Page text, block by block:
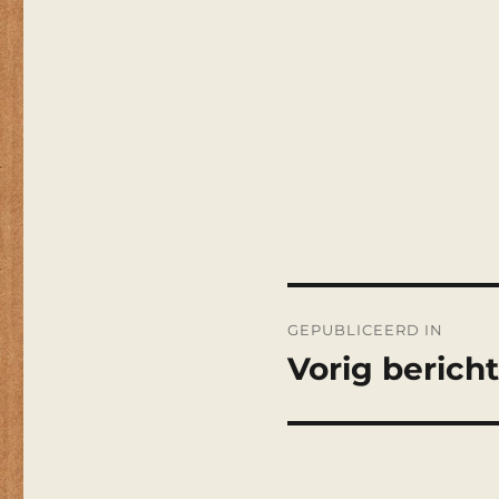
navigatie
GEPUBLICEERD IN
Vorig bericht